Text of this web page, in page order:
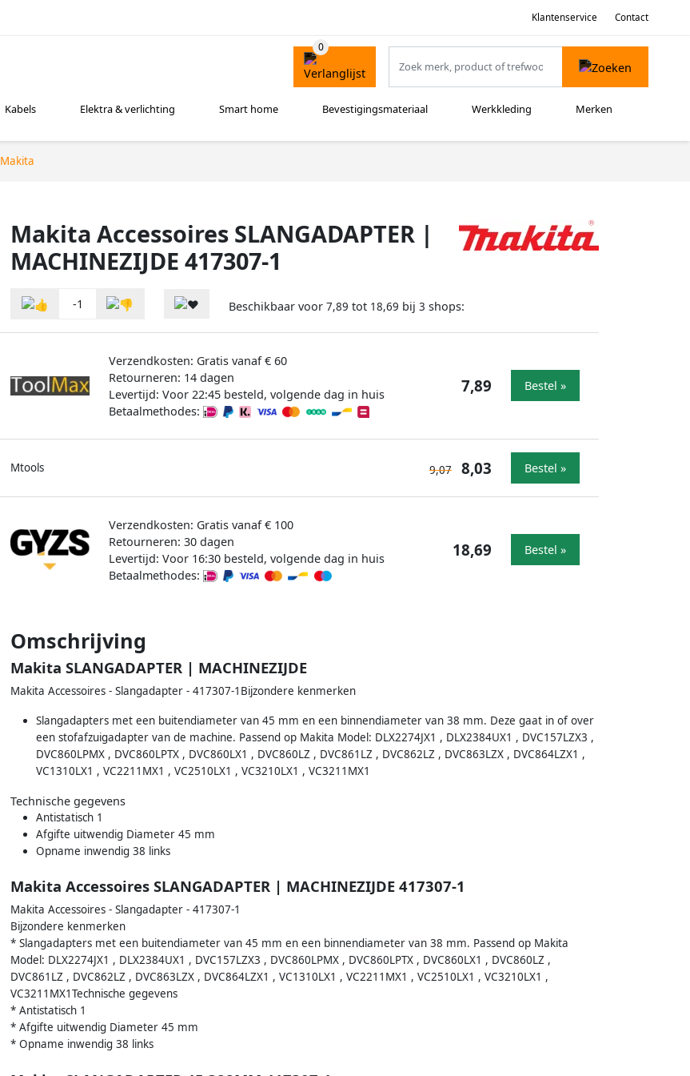
Klantenservice Contact
Kabels Elektra & verlichting Smart home Bevestigingsmateriaal Werkkleding Merken
Makita
Makita Accessoires SLANGADAPTER |
MACHINEZIJDE 417307-1
-1 Beschikbaar voor 7,89 tot 18,69 bij 3 shops:
Verzendkosten: Gratis vanaf € 60
Retourneren: 14 dagen
Levertijd: Voor 22:45 besteld, volgende dag in huis
Betaalmethodes:
7,89 Bestel »
Mtools 9,07 8,03 Bestel »
Verzendkosten: Gratis vanaf € 100
Retourneren: 30 dagen
Levertijd: Voor 16:30 besteld, volgende dag in huis
Betaalmethodes:
18,69 Bestel »
Omschrijving
Makita SLANGADAPTER | MACHINEZIJDE
Makita Accessoires - Slangadapter - 417307-1Bijzondere kenmerken
Slangadapters met een buitendiameter van 45 mm en een binnendiameter van 38 mm. Deze gaat in of over
een stofafzuigadapter van de machine. Passend op Makita Model: DLX2274JX1 , DLX2384UX1 , DVC157LZX3 ,
DVC860LPMX , DVC860LPTX , DVC860LX1 , DVC860LZ , DVC861LZ , DVC862LZ , DVC863LZX , DVC864LZX1 ,
VC1310LX1 , VC2211MX1 , VC2510LX1 , VC3210LX1 , VC3211MX1
Technische gegevens
Antistatisch 1
Afgifte uitwendig Diameter 45 mm
Opname inwendig 38 links
Makita Accessoires SLANGADAPTER | MACHINEZIJDE 417307-1
Makita Accessoires - Slangadapter - 417307-1
Bijzondere kenmerken
* Slangadapters met een buitendiameter van 45 mm en een binnendiameter van 38 mm. Passend op Makita
Model: DLX2274JX1 , DLX2384UX1 , DVC157LZX3 , DVC860LPMX , DVC860LPTX , DVC860LX1 , DVC860LZ ,
DVC861LZ , DVC862LZ , DVC863LZX , DVC864LZX1 , VC1310LX1 , VC2211MX1 , VC2510LX1 , VC3210LX1 ,
VC3211MX1Technische gegevens
* Antistatisch 1
* Afgifte uitwendig Diameter 45 mm
* Opname inwendig 38 links